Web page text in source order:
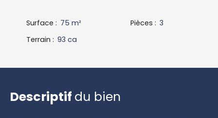
Surface : 75 m² Pièces : 3
Terrain : 93 ca
Descriptif du bien